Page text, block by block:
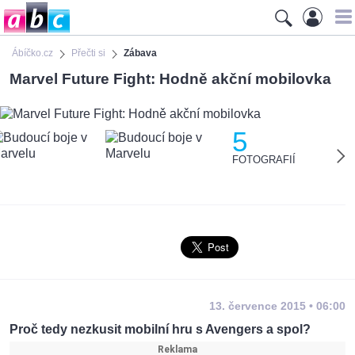
Ábíčko.cz Přečti si Zábava
Marvel Future Fight: Hodně akční mobilovka
5
FOTOGRAFIÍ
13. července 2015 • 06:00
Proč tedy nezkusit mobilní hru s Avengers a spol?